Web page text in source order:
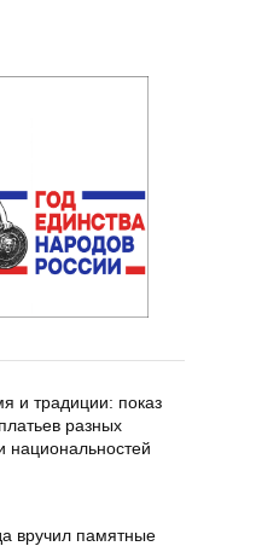
и традиции: показ
разных
национальностей
вручил памятные